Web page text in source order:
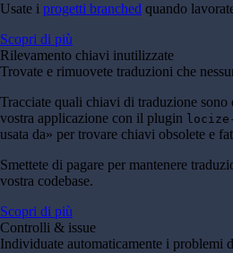
Usate i progetti branched quando
Scopri di più
Rilevamento chiavi inutilizzate
Trovate e rimuovete traduzioni che
Tracciate quali chiavi di traduzione sono
vostra applicazione con il plugin
usata da» per trovare chiavi obsolete e
Smettete di pagare per mantenere
vostra codebase.
Scopri di più
Controlli & issue
Individuate automaticamente i problemi